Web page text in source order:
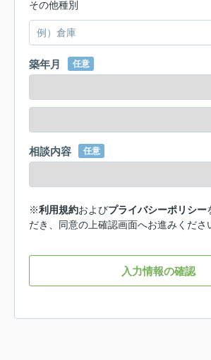
その他種別
築年月 任意
相談内容 任意
※利用規約およびプライバシーポリシー
だき、同意の上確認画面へお進みくださ
入力情報の確認